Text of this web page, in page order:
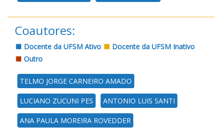
Coautores:
Docente da UFSM Ativo
Docente da UFSM Inativo
Outro
TELMO JORGE CARNEIRO AMADO
LUCIANO ZUCUNI PES ANTONIO LUIS SANTI
ANA PAULA MOREIRA ROVEDDER